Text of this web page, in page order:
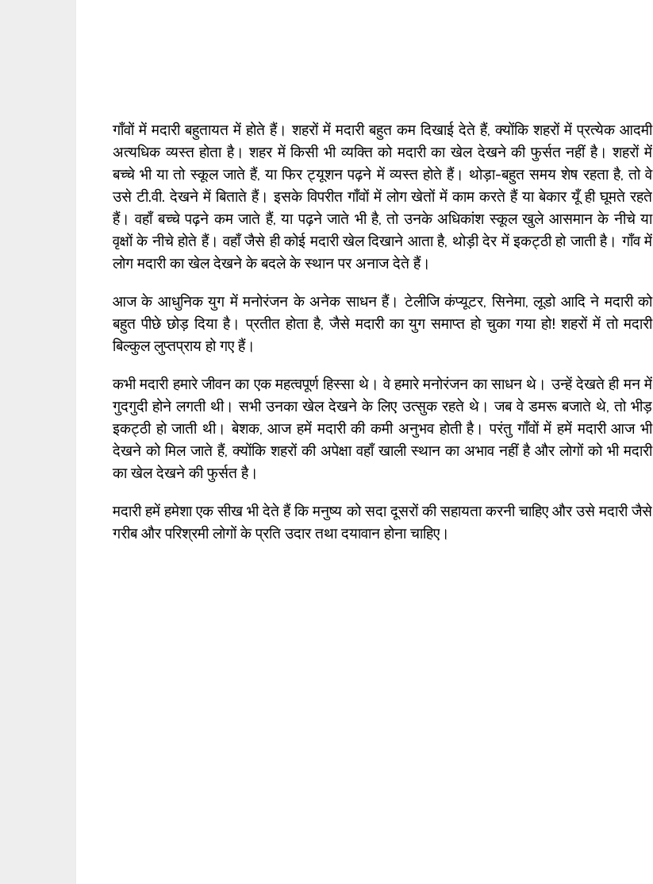
गाँवों में मदारी बहुतायत में होते हैं। शहरों में मदारी बहुत कम दिखाई देते हैं, क्योंकि शहरों में प्रत्येक आदमी
अत्यधिक व्यस्त होता है। शहर में किसी भी व्यक्ति को मदारी का खेल देखने की फुर्सत नहीं है। शहरों में
बच्चे भी या तो स्कूल जाते हैं, या फिर ट्यूशन पढ़ने में व्यस्त होते हैं। थोड़ा-बहुत समय शेष रहता है, तो वे
उसे टी.वी. देखने में बिताते हैं। इसके विपरीत गाँवों में लोग खेतों में काम करते हैं या बेकार यूँ ही घूमते रहते
हैं। वहाँ बच्चे पढ़ने कम जाते हैं, या पढ़ने जाते भी है, तो उनके अधिकांश स्कूल खुले आसमान के नीचे या
वृक्षों के नीचे होते हैं। वहाँ जैसे ही कोई मदारी खेल दिखाने आता है, थोड़ी देर में इकट्ठी हो जाती है। गाँव में
लोग मदारी का खेल देखने के बदले के स्थान पर अनाज देते हैं।
आज के आधुनिक युग में मनोरंजन के अनेक साधन हैं। टेलीजि कंप्यूटर, सिनेमा, लूडो आदि ने मदारी को
बहुत पीछे छोड़ दिया है। प्रतीत होता है, जैसे मदारी का युग समाप्त हो चुका गया हो! शहरों में तो मदारी
बिल्कुल लुप्तप्राय हो गए हैं।
कभी मदारी हमारे जीवन का एक महत्वपूर्ण हिस्सा थे। वे हमारे मनोरंजन का साधन थे। उन्हें देखते ही मन में
गुदगुदी होने लगती थी। सभी उनका खेल देखने के लिए उत्सुक रहते थे। जब वे डमरू बजाते थे, तो भीड़
इकट्ठी हो जाती थी। बेशक, आज हमें मदारी की कमी अनुभव होती है। परंतु गाँवों में हमें मदारी आज भी
देखने को मिल जाते हैं, क्योंकि शहरों की अपेक्षा वहाँ खाली स्थान का अभाव नहीं है और लोगों को भी मदारी
का खेल देखने की फुर्सत है।
मदारी हमें हमेशा एक सीख भी देते हैं कि मनुष्य को सदा दूसरों की सहायता करनी चाहिए और उसे मदारी जैसे
गरीब और परिश्रमी लोगों के प्रति उदार तथा दयावान होना चाहिए।